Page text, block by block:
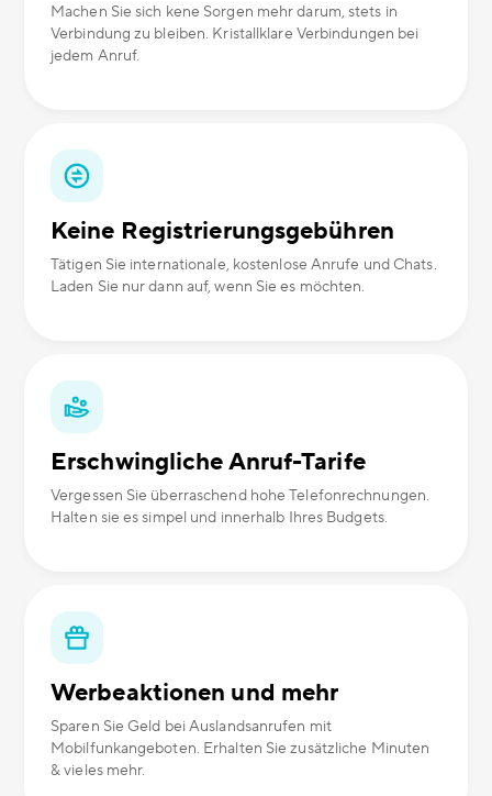
Machen Sie sich kene Sorgen mehr darum, stets in
Verbindung zu bleiben. Kristallklare Verbindungen bei
jedem Anruf.
Keine Registrierungsgebühren
Tätigen Sie internationale, kostenlose Anrufe und Chats.
Laden Sie nur dann auf, wenn Sie es möchten.
Erschwingliche Anruf-Tarife
Vergessen Sie überraschend hohe Telefonrechnungen.
Halten sie es simpel und innerhalb Ihres Budgets.
Werbeaktionen und mehr
Sparen Sie Geld bei Auslandsanrufen mit
Mobilfunkangeboten. Erhalten Sie zusätzliche Minuten
& vieles mehr.